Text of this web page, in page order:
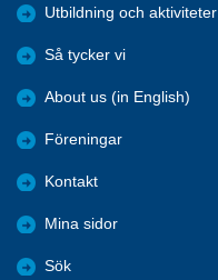
Utbildning och aktiviteter
Så tycker vi
About us (in English)
Föreningar
Kontakt
Mina sidor
Sök